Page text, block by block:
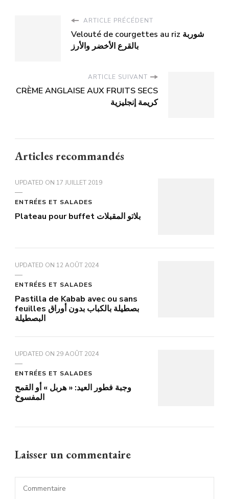
ARTICLE PRÉCÉDENT
Velouté de courgettes au riz شوربة
بالقرع الأخضر والأرز
ARTICLE SUIVANT
CRÈME ANGLAISE AUX FRUITS SECS
كريمة إنجليزية
Articles recommandés
UPDATED ON 17 JUILLET 2019
ENTRÉES ET SALADES
Plateau pour buffet بلاتو المقبلات
UPDATED ON 12 AOÛT 2024
ENTRÉES ET SALADES
Pastilla de Kabab avec ou sans
feuilles بصطيلة بالكباب بدون أوراق
البصطيلة
UPDATED ON 29 AOÛT 2024
ENTRÉES ET SALADES
وجبة فطور العيد: « هربل » أو القمح
المفسوخ
Laisser un commentaire